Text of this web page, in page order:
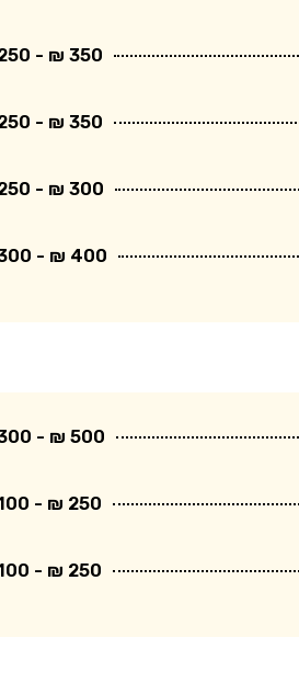
350 ₪ - 250 ₪
350 ₪ - 250 ₪
300 ₪ - 250 ₪
400 ₪ - 300 ₪
500 ₪ - 300 ₪
250 ₪ - 100 ₪
250 ₪ - 100 ₪